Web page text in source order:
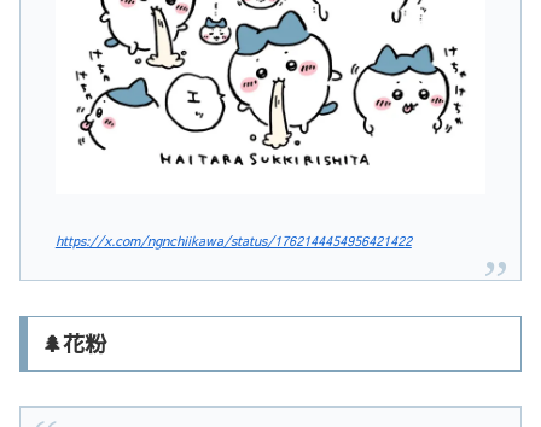
https://x.com/ngnchiikawa/status/1762144454956421422
🌲花粉